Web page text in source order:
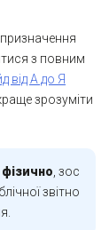
з повним
від А до Я
зрозуміти
, зос
звітно